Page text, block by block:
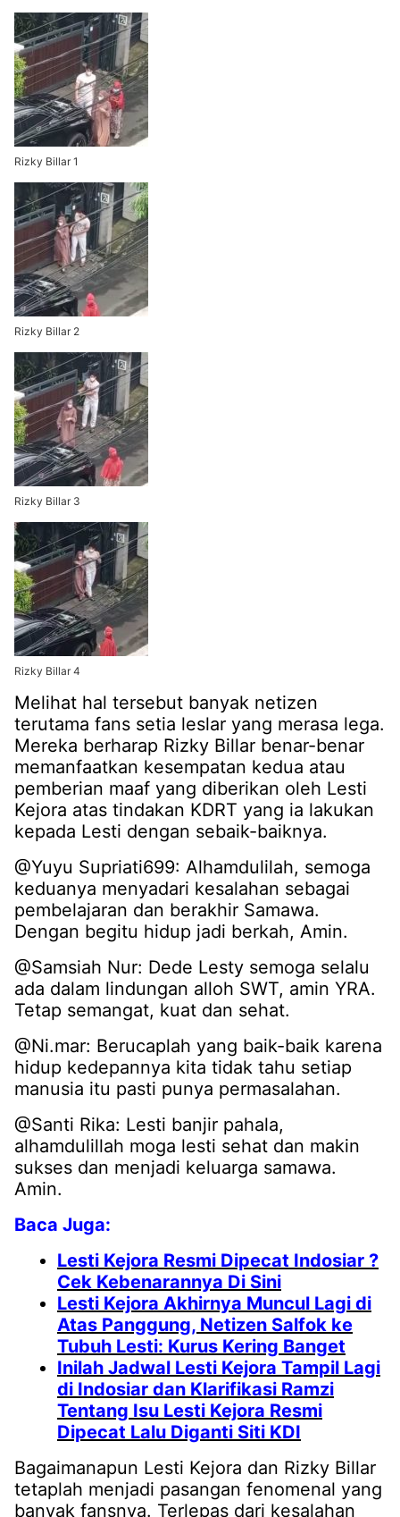
Rizky Billar 1
Rizky Billar 2
Rizky Billar 3
Rizky Billar 4
Melihat hal tersebut banyak netizen
terutama fans setia leslar yang merasa lega.
Mereka berharap Rizky Billar benar-benar
memanfaatkan kesempatan kedua atau
pemberian maaf yang diberikan oleh Lesti
Kejora atas tindakan KDRT yang ia lakukan
kepada Lesti dengan sebaik-baiknya.
@Yuyu Supriati699: Alhamdulilah, semoga
keduanya menyadari kesalahan sebagai
pembelajaran dan berakhir Samawa.
Dengan begitu hidup jadi berkah, Amin.
@Samsiah Nur: Dede Lesty semoga selalu
ada dalam lindungan alloh SWT, amin YRA.
Tetap semangat, kuat dan sehat.
@Ni.mar: Berucaplah yang baik-baik karena
hidup kedepannya kita tidak tahu setiap
manusia itu pasti punya permasalahan.
@Santi Rika: Lesti banjir pahala,
alhamdulillah moga lesti sehat dan makin
sukses dan menjadi keluarga samawa.
Amin.
Baca Juga:
Lesti Kejora Resmi Dipecat Indosiar ?
Cek Kebenarannya Di Sini
Lesti Kejora Akhirnya Muncul Lagi di
Atas Panggung, Netizen Salfok ke
Tubuh Lesti: Kurus Kering Banget
Inilah Jadwal Lesti Kejora Tampil Lagi
di Indosiar dan Klarifikasi Ramzi
Tentang Isu Lesti Kejora Resmi
Dipecat Lalu Diganti Siti KDI
Bagaimanapun Lesti Kejora dan Rizky Billar
tetaplah menjadi pasangan fenomenal yang
banyak fansnya. Terlepas dari kesalahan